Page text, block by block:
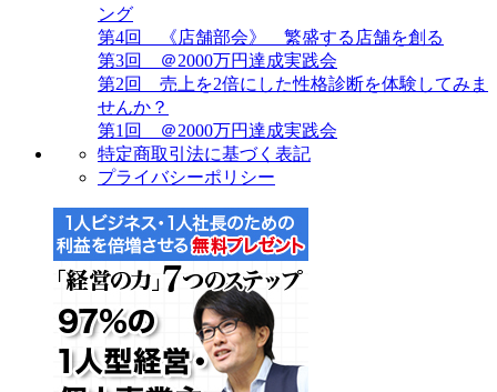
ング
第4回 《店舗部会》 繁盛する店舗を創る
第3回 ＠2000万円達成実践会
第2回 売上を2倍にした性格診断を体験してみま
せんか？
第1回 ＠2000万円達成実践会
特定商取引法に基づく表記
プライバシーポリシー